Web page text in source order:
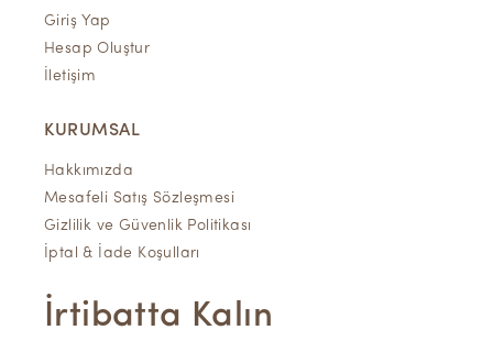
Giriş Yap
Hesap Oluştur
İletişim
KURUMSAL
Hakkımızda
Mesafeli Satış Sözleşmesi
Gizlilik ve Güvenlik Politikası
İptal & İade Koşulları
İrtibatta Kalın